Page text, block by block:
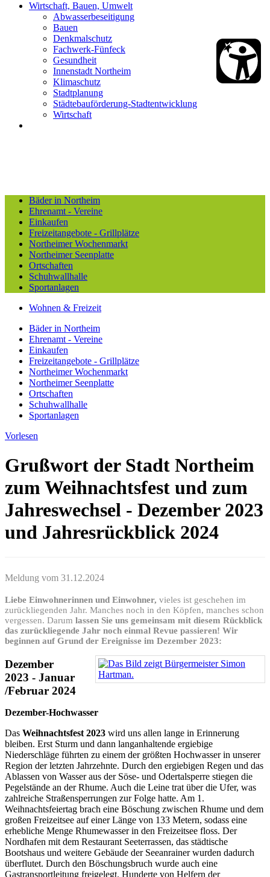
Wirtschaft, Bauen, Umwelt
Abwasserbeseitigung
Bauen
Denkmalschutz
Fachwerk-Fünfeck
Gesundheit
Innenstadt Northeim
Klimaschutz
Stadtplanung
Städtebauförderung-Stadtentwicklung
Wirtschaft
Bäder in Northeim
Ehrenamt - Vereine
Einkaufen
Freizeitangebote - Grillplätze
Northeimer Wochenmarkt
Northeimer Seenplatte
Ortschaften
Schuhwallhalle
Sportanlagen
Wohnen & Freizeit
Bäder in Northeim
Ehrenamt - Vereine
Einkaufen
Freizeitangebote - Grillplätze
Northeimer Wochenmarkt
Northeimer Seenplatte
Ortschaften
Schuhwallhalle
Sportanlagen
Vorlesen
Grußwort der Stadt Northeim
zum Weihnachtsfest und zum
Jahreswechsel - Dezember 2023
und Jahresrückblick 2024
Meldung vom 31.12.2024
Liebe Einwohnerinnen und Einwohner, vieles ist geschehen im
zurückliegenden Jahr. Manches noch in den Köpfen, manches schon
vergessen. Darum lassen Sie uns gemeinsam mit diesem Rückblick
das zurückliegende Jahr noch einmal Revue passieren! Wir
beginnen auf Grund der Ereignisse im Dezember 2023:
Dezember
2023 - Januar
/Februar 2024
Dezember-Hochwasser
Das Weihnachtsfest 2023 wird uns allen lange in Erinnerung
bleiben. Erst Sturm und dann langanhaltende ergiebige
Niederschläge führten zu einem der größten Hochwasser in unserer
Region der letzten Jahrzehnte. Durch den ergiebigen Regen und das
Ablassen von Wasser aus der Söse- und Odertalsperre stiegen die
Pegelstände an der Rhume. Auch die Leine trat über die Ufer, was
zahlreiche Straßensperrungen zur Folge hatte. Am 1.
Weihnachtsfeiertag brach eine Böschung zwischen Rhume und dem
großen Freizeitsee auf einer Länge von 133 Metern, sodass eine
erhebliche Menge Rhumewasser in den Freizeitsee floss. Der
Nordhafen mit dem Restaurant Seeterrassen, das städtische
Bootshaus und weitere Gebäude der Seeanrainer wurden dadurch
überflutet. Durch den Böschungsbruch wurde auch eine
Gastransportleitung freigelegt. Hunderte von Helfern der